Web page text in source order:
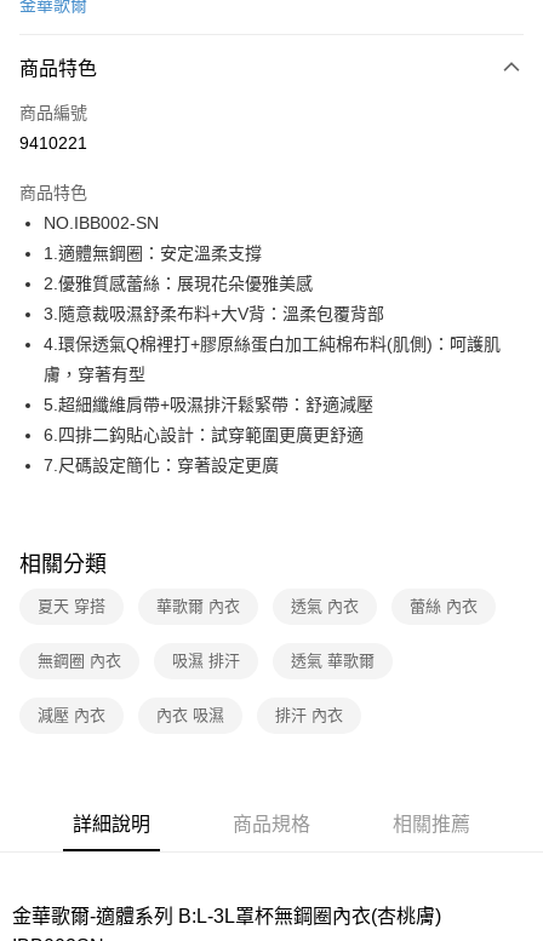
LINE Pay
街口支付
運送方式
全家取貨付款
每筆NT$80，滿NT$1,000(含以上)免運費
付款後全家取貨
每筆NT$80，滿NT$1,000(含以上)免運費
7-11取貨付款
每筆NT$80，滿NT$1,000(含以上)免運費
宅配
每筆NT$80，滿NT$1,000(含以上)免運費
付款後門市自取
金華歌爾
商品特色
商品編號
9410221
商品特色
NO.IBB002-SN
1.適體無鋼圈：安定溫柔支撐
2.優雅質感蕾絲：展現花朵優雅美感
3.隨意裁吸濕舒柔布料+大V背：溫柔包覆背部
4.環保透氣Q棉裡打+膠原絲蛋白加工純棉布料(肌側)：呵護肌
膚，穿著有型
5.超細纖維肩帶+吸濕排汗鬆緊帶：舒適減壓
6.四排二鈎貼心設計：試穿範圍更廣更舒適
7.尺碼設定簡化：穿著設定更廣
相關分類
夏天 穿搭 華歌爾 內衣 透氣 內衣 蕾絲 內衣
無鋼圈 內衣 吸濕 排汗 透氣 華歌爾
減壓 內衣 內衣 吸濕 排汗 內衣
詳細說明 商品規格 相關推薦
金華歌爾-適體系列 B:L-3L罩杯無鋼圈內衣(杏桃膚)